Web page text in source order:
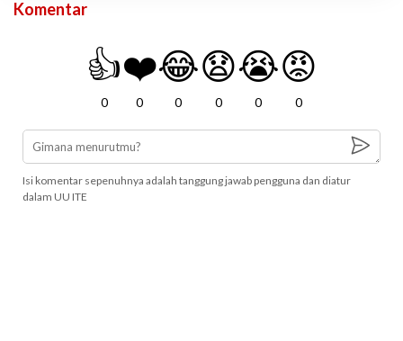
Komentar
👍
0
❤️
0
😂
0
😧
0
😭
0
😡
0
Isi komentar sepenuhnya adalah tanggung jawab pengguna dan diatur
dalam UU ITE